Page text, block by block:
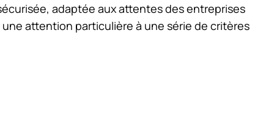
adaptée aux attentes des entreprises
attention particulière à une série de critères